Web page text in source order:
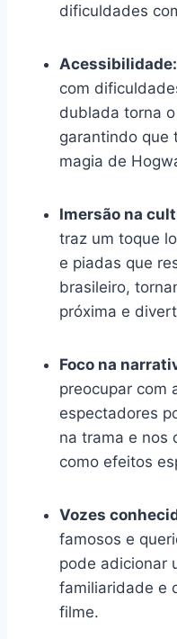
dificuldades
Acessibilidade:
com
dublada torna
garantindo que
magia de
Imersão na
traz um toque
e piadas que
brasileiro,
próxima e
Foco na
preocupar com
espectadores
na trama e nos
como efeitos
Vozes
famosos e
pode adicionar
familiaridade e
filme.